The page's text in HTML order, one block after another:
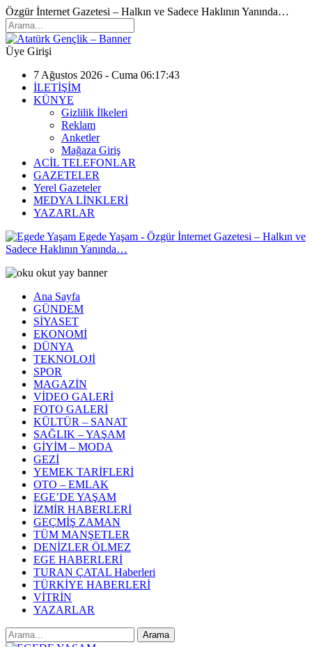
Özgür İnternet Gazetesi – Halkın ve Sadece Haklının Yanında…
Üye Girişi
7 Ağustos 2026 - Cuma 06:17:43
İLETİŞİM
KÜNYE
Gizlilik İlkeleri
Reklam
Anketler
Mağaza Giriş
ACİL TELEFONLAR
GAZETELER
Yerel Gazeteler
MEDYA LİNKLERİ
YAZARLAR
Egede Yaşam - Özgür İnternet Gazetesi – Halkın ve
Sadece Haklının Yanında…
Ana Sayfa
GÜNDEM
SİYASET
EKONOMİ
DÜNYA
TEKNOLOJİ
SPOR
MAGAZİN
VİDEO GALERİ
FOTO GALERİ
KÜLTÜR – SANAT
SAĞLIK – YAŞAM
GİYİM – MODA
GEZİ
YEMEK TARİFLERİ
OTO – EMLAK
EGE’DE YAŞAM
İZMİR HABERLERİ
GEÇMİŞ ZAMAN
TÜM MANŞETLER
DENİZLER ÖLMEZ
EGE HABERLERİ
TURAN ÇATAL Haberleri
TÜRKİYE HABERLERİ
VİTRİN
YAZARLAR